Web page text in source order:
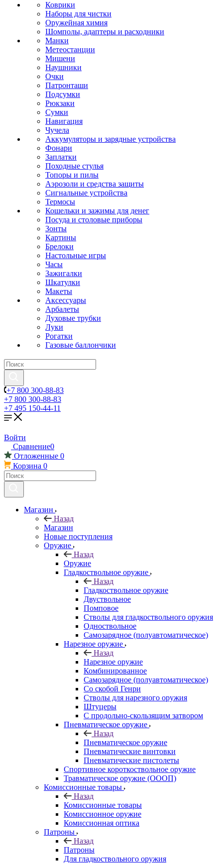
Коврики
Наборы для чистки
Оружейная химия
Шомполы, адаптеры и расходники
Манки
Метеостанции
Мишени
Наушники
Очки
Патронташи
Подсумки
Рюкзаки
Сумки
Навигация
Чучела
Аккумуляторы и зарядные устройства
Фонари
Заплатки
Походные стулья
Топоры и пилы
Аэрозоли и средства защиты
Сигнальные устройства
Термосы
Кошельки и зажимы для денег
Посуда и столовые приборы
Зонты
Картины
Брелоки
Настольные игры
Часы
Зажигалки
Шкатулки
Макеты
Аксессуары
Арбалеты
Духовые трубки
Луки
Рогатки
Газовые баллончики
+7 800 300-88-83
+7 800 300-88-83
+7 495 150-44-11
Войти
Сравнение0
Отложенные 0
Корзина 0
Магазин
Назад
Магазин
Новые поступления
Оружие
Назад
Оружие
Гладкоствольное оружие
Назад
Гладкоствольное оружие
Двуствольное
Помповое
Стволы для гладкоствольного оружия
Одноствольное
Самозарядное (полуавтоматическое)
Нарезное оружие
Назад
Нарезное оружие
Комбинированное
Самозарядное (полуавтоматическое)
Со скобой Генри
Стволы для нарезного оружия
Штуцеры
С продольно-скользящим затвором
Пневматическое оружие
Назад
Пневматическое оружие
Пневматические винтовки
Пневматические пистолеты
Спортивное короткоствольное оружие
Травматическое оружие (ОООП)
Комиссионные товары
Назад
Комиссионные товары
Комиссионное оружие
Комиссионная оптика
Патроны
Назад
Патроны
Для гладкоствольного оружия